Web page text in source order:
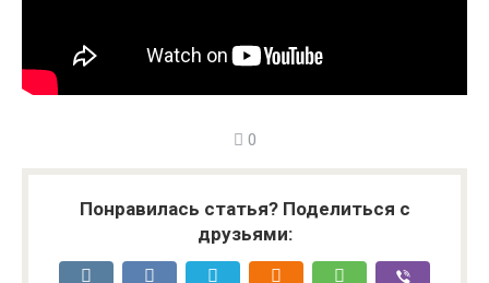
0
Понравилась статья? Поделиться с
друзьями: